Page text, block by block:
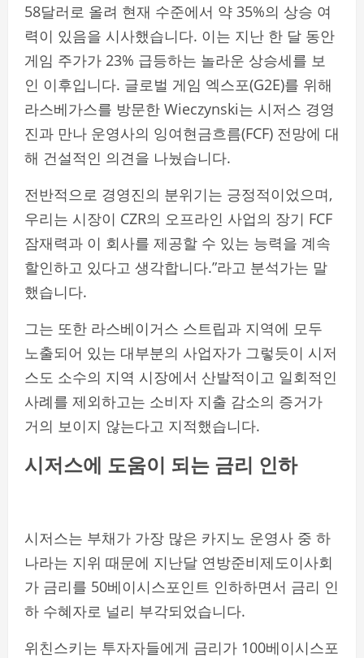
58달러로 올려 현재 수준에서 약 35%의 상승 여
력이 있음을 시사했습니다. 이는 지난 한 달 동안
게임 주가가 23% 급등하는 놀라운 상승세를 보
인 이후입니다. 글로벌 게임 엑스포(G2E)를 위해
라스베가스를 방문한 Wieczynski는 시저스 경영
진과 만나 운영사의 잉여현금흐름(FCF) 전망에 대
해 건설적인 의견을 나눴습니다.
전반적으로 경영진의 분위기는 긍정적이었으며,
우리는 시장이 CZR의 오프라인 사업의 장기 FCF
잠재력과 이 회사를 제공할 수 있는 능력을 계속
할인하고 있다고 생각합니다.”라고 분석가는 말
했습니다.
그는 또한 라스베이거스 스트립과 지역에 모두
노출되어 있는 대부분의 사업자가 그렇듯이 시저
스도 소수의 지역 시장에서 산발적이고 일회적인
사례를 제외하고는 소비자 지출 감소의 증거가
거의 보이지 않는다고 지적했습니다.
시저스에 도움이 되는 금리 인하
시저스는 부채가 가장 많은 카지노 운영사 중 하
나라는 지위 때문에 지난달 연방준비제도이사회
가 금리를 50베이시스포인트 인하하면서 금리 인
하 수혜자로 널리 부각되었습니다.
위친스키는 투자자들에게 금리가 100베이시스포